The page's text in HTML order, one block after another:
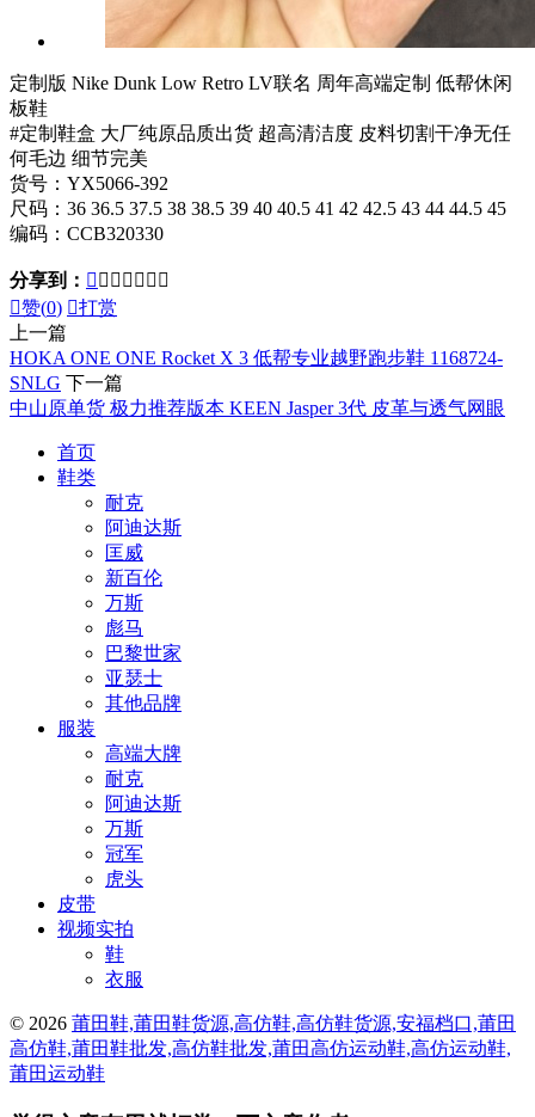
定制版 Nike Dunk Low Retro LV联名 周年高端定制 低帮休闲
板鞋
#定制鞋盒 大厂纯原品质出货 超高清洁度 皮料切割干净无任
何毛边 细节完美
货号：YX5066-392
尺码：36 36.5 37.5 38 38.5 39 40 40.5 41 42 42.5 43 44 44.5 45
编码：CCB320330
分享到：       
赞(0) 打赏
上一篇
HOKA ONE ONE Rocket X 3 低帮专业越野跑步鞋 1168724-
SNLG 下一篇
中山原单货 极力推荐版本 KEEN Jasper 3代 皮革与透气网眼
首页
鞋类
耐克
阿迪达斯
匡威
新百伦
万斯
彪马
巴黎世家
亚瑟士
其他品牌
服装
高端大牌
耐克
阿迪达斯
万斯
冠军
虎头
皮带
视频实拍
鞋
衣服
© 2026 莆田鞋,莆田鞋货源,高仿鞋,高仿鞋货源,安福档口,莆田
高仿鞋,莆田鞋批发,高仿鞋批发,莆田高仿运动鞋,高仿运动鞋,
莆田运动鞋